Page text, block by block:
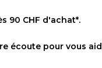
90 CHF d'achat*.
écoute pour vous